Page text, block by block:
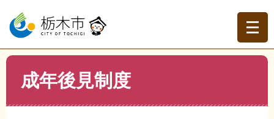
ー
の
先
ニ
ー
を
トップページ >組織でさがす
成年後見制度